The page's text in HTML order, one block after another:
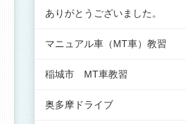
ありがとうございました。
マニュアル車（MT車）教習
稲城市 MT車教習
奥多摩ドライブ